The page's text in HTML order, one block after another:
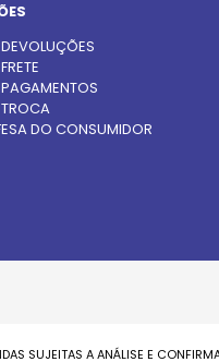
DO CONSUMIDOR
SUJEITAS A ANÁLISE E